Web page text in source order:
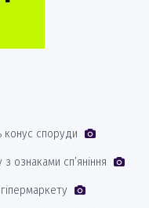
конус споруди
ознаками сп’яніння